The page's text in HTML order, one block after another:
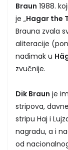
Braun 1988.
je „Hagar the
Brauna zvala
aliteracije
nadimak u
zvučnije.
Dik Braun je
stripova,
stripu Haj i
nagradu, a i
od